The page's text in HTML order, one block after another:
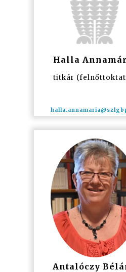
Halla
titkár
Antalóczy